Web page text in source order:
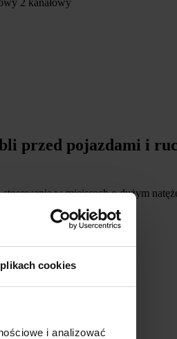
cookies
i analizować
2 kanałowy
przed pojazdami i
w miejscach o dużym